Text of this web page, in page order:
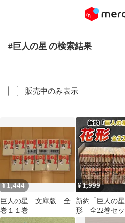
#巨人の星 の検索結果
販売中のみ表示
¥1,444
巨人の星 文庫版 全
巻１１巻
¥1,999
新約「巨人の
形 全22巻セッ